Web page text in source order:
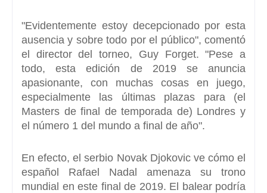
"Evidentemente estoy decepcionado por esta
ausencia y sobre todo por el público", comentó
el director del torneo, Guy Forget. "Pese a
todo, esta edición de 2019 se anuncia
apasionante, con muchas cosas en juego,
especialmente las últimas plazas para (el
Masters de final de temporada de) Londres y
el número 1 del mundo a final de año".
En efecto,el serbio Novak Djokovic ve cómo el
español Rafael Nadal amenaza su trono
mundial en este final de 2019. El balear podría